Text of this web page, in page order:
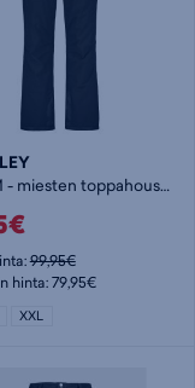
Lech M - miesten toppahousut
99,95€
hinta: 79,95€
XXL